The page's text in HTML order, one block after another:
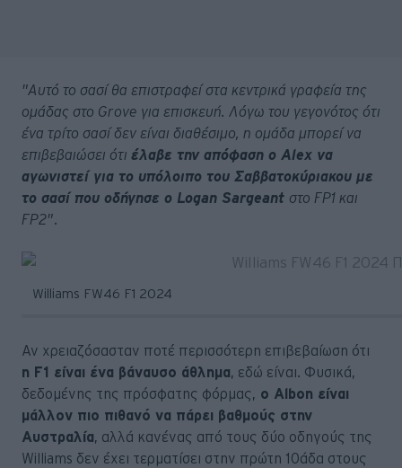
"Αυτό το σασί θα επιστραφεί στα κεντρικά γραφεία της
ομάδας στο Grove για επισκευή. Λόγω του γεγονότος ότι
ένα τρίτο σασί δεν είναι διαθέσιμο, η ομάδα μπορεί να
επιβεβαιώσει ότι έλαβε την απόφαση ο Alex να
αγωνιστεί για το υπόλοιπο του Σαββατοκύριακου με
το σασί που οδήγησε ο Logan Sargeant στο FP1 και
FP2".
Williams FW46 F1 2024
Αν χρειαζόσασταν ποτέ περισσότερη επιβεβαίωση ότι
η F1 είναι ένα βάναυσο άθλημα, εδώ είναι. Φυσικά,
δεδομένης της πρόσφατης φόρμας, ο Albon είναι
μάλλον πιο πιθανό να πάρει βαθμούς στην
Αυστραλία, αλλά κανένας από τους δύο οδηγούς της
Williams δεν έχει τερματίσει στην πρώτη 10άδα στους